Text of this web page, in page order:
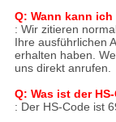
Q: Wann kann
: Wir zitieren
Ihre ausführlichen
erhalten haben.
uns direkt anrufen.
Q: Was ist der
: Der HS-Code ist